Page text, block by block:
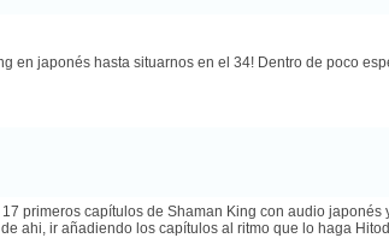
en japonés hasta situarnos en el 34! Dentro de poco
primeros capítulos de Shaman King con audio
ahi, ir añadiendo los capítulos al ritmo que lo haga